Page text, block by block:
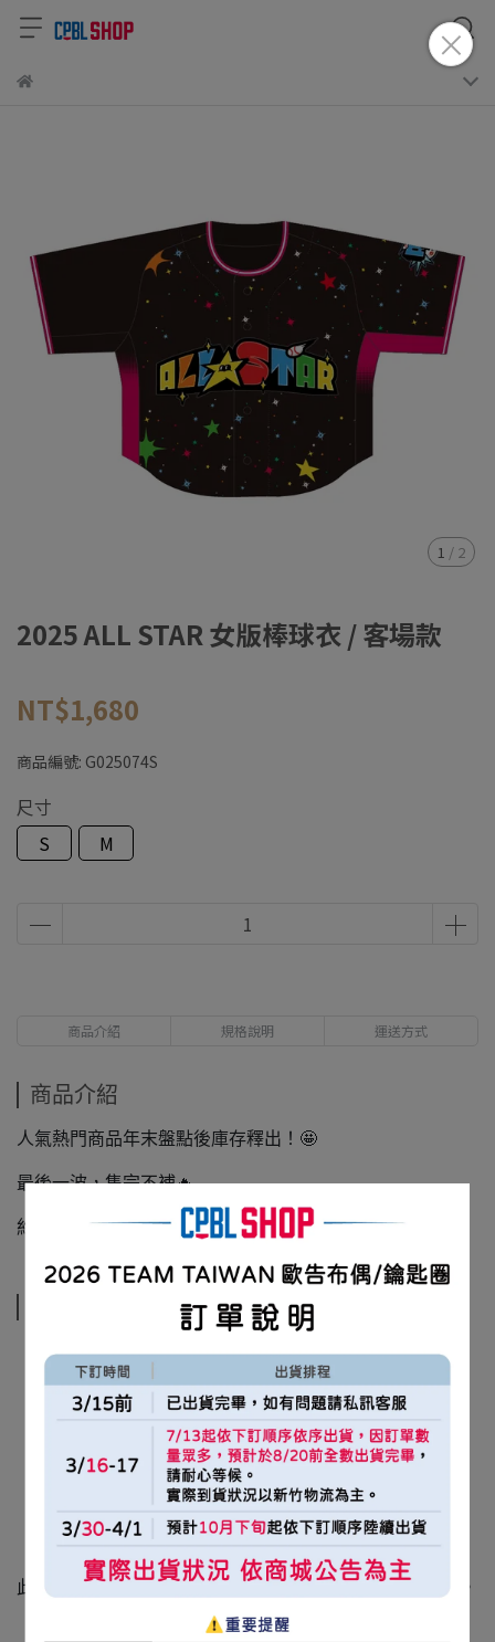
1 / 2
2025 ALL STAR 女版棒球衣 / 客場款
NT$1,680
商品編號: G025074S
尺寸
S
M
商品介紹 規格說明 運送方式
商品介紹
人氣熱門商品年末盤點後庫存釋出！🤩
最後一波，售完不補🔥
約3-6個工作日出貨
此圖為合成圖，商品圖片僅供參考，商品以出貨實物為主。